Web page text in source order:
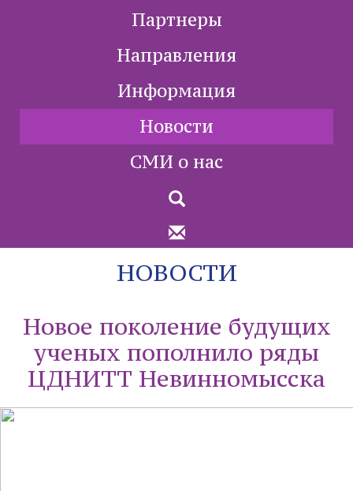
Партнеры
Направления
Информация
Новости
СМИ о нас
НОВОСТИ
Новое поколение будущих
ученых пополнило ряды
ЦДНИТТ Невинномысска